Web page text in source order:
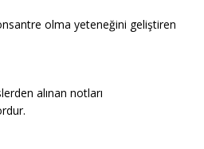
olma yeteneğini geliştiren
alınan notları